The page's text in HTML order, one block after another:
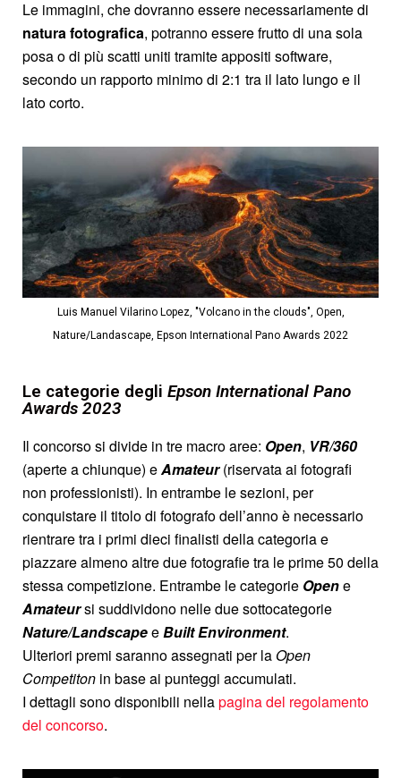
Le immagini, che dovranno essere necessariamente di
natura fotografica, potranno essere frutto di una sola
posa o di più scatti uniti tramite appositi software,
secondo un rapporto minimo di 2:1 tra il lato lungo e il
lato corto.
Luis Manuel Vilarino Lopez, "Volcano in the clouds", Open,
Nature/Landascape, Epson International Pano Awards 2022
Le categorie degli Epson International Pano
Awards 2023
Il concorso si divide in tre macro aree: Open, VR/360
(aperte a chiunque) eAmateur(riservata ai fotografi
non professionisti). In entrambe le sezioni, per
conquistare il titolo di fotografo dell’anno è necessario
rientrare tra i primi dieci finalisti della categoria e
piazzare almeno altre due fotografie tra le prime 50 della
stessa competizione. Entrambe le categorie Opene
Amateursi suddividono nelle due sottocategorie
Nature/LandscapeeBuilt Environment.
Ulteriori premi saranno assegnati per laOpen
Competiton in base ai punteggi accumulati.
I dettagli sono disponibili nellapagina del regolamento
del concorso.